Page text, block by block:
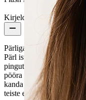
Kirjeldus
Pärliga titaanist avatud
Pärl istub kaare otsas,
pingutuseta. Ehte
pööra see ettepoole, kuni
kanda kõrvanibu
teiste ehetega, kui soovid